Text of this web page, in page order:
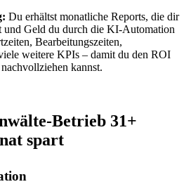
Du erhältst monatliche Reports, die dir
und Geld du durch die KI-Automation
Bearbeitungszeiten,
weitere KPIs – damit du den ROI
kannst.
-Betrieb 31+
spart